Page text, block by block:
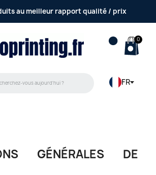
au meilleur rapport qualité / prix
FR
GÉNÉRALES DE